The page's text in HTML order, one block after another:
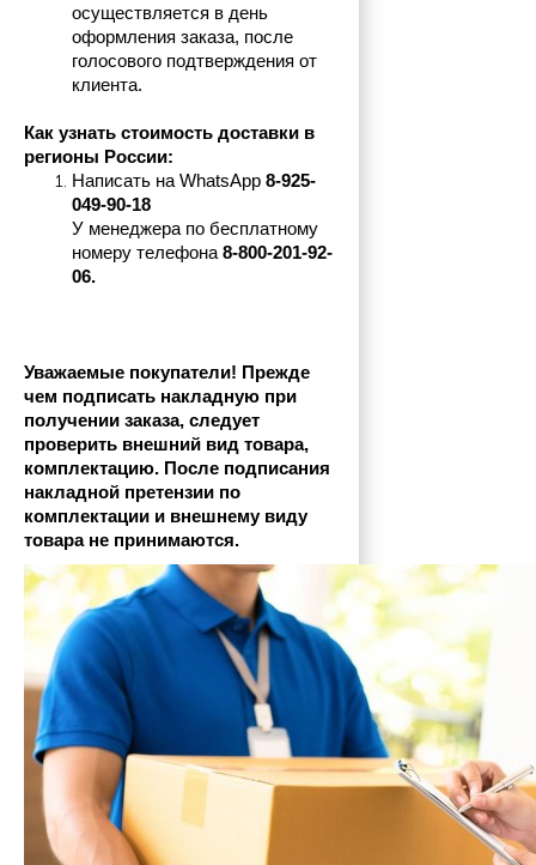
осуществляется в день
оформления заказа, после
голосового подтверждения от
клиента.
Как узнать стоимость доставки в
регионы России:
Написать на WhatsApp 8-925-
049-90-18
У менеджера по бесплатному
номеру телефона 8-800-201-92-
06.
Уважаемые покупатели! Прежде
чем подписать накладную при
получении заказа, следует
проверить внешний вид товара,
комплектацию. После подписания
накладной претензии по
комплектации и внешнему виду
товара не принимаются.